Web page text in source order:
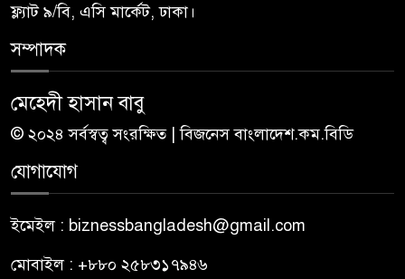
ফ্ল্যাট ৯/বি, এসি মার্কেট, ঢাকা।
সম্পাদক
মেহেদী হাসান বাবু
© ২০২৪ সর্বস্বত্ব সংরক্ষিত | বিজনেস বাংলাদেশ.কম.বিডি
যোগাযোগ
ইমেইল : biznessbangladesh@gmail.com
মোবাইল : +৮৮০ ২৫৮৩১৭৯৪৬